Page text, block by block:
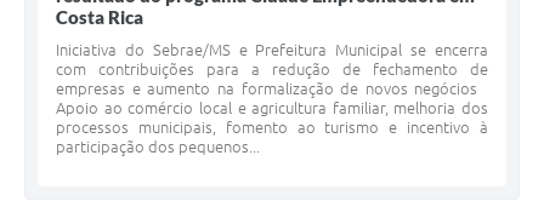
Costa Rica
Iniciativa do Sebrae/MS e Prefeitura Municipal se encerra
com contribuições para a redução de fechamento de
empresas e aumento na formalização de novos negócios
Apoio ao comércio local e agricultura familiar, melhoria dos
processos municipais, fomento ao turismo e incentivo à
participação dos pequenos...